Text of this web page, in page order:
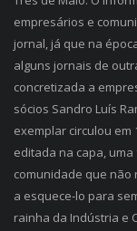
empresários e
jornal, já que na
alguns jornais de
concretizada a
sócios Sandro Luís
exemplar circulou em
editada na capa,
comunidade que
a esquece-lo para
rainha da Indústria e